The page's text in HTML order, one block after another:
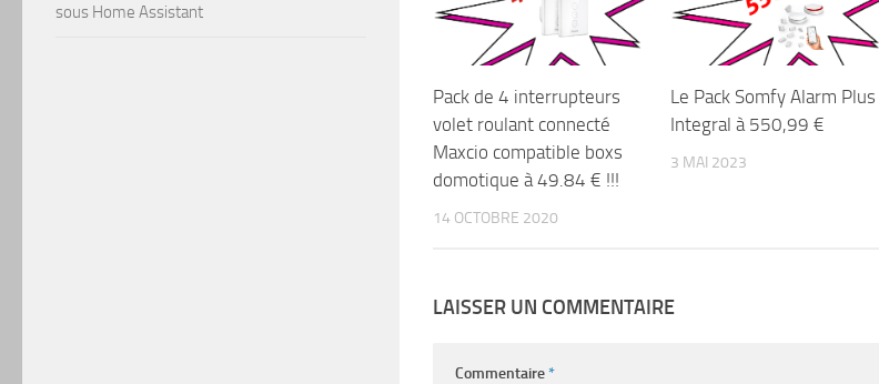
Pack de 4 interrupteurs
volet roulant connecté
Maxcio compatible boxs
domotique à 49.84 € !!!
14 OCTOBRE 2020
Le Pack Somfy Alarm Plus
Integral à 550,99 €
3 MAI 2023
LAISSER UN COMMENTAIRE
Commentaire*
sous Home Assistant